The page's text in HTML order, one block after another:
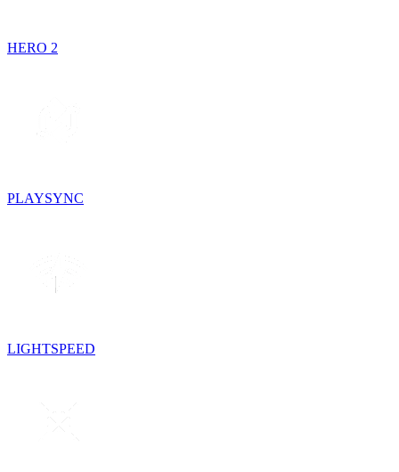
HERO 2
PLAYSYNC
LIGHTSPEED